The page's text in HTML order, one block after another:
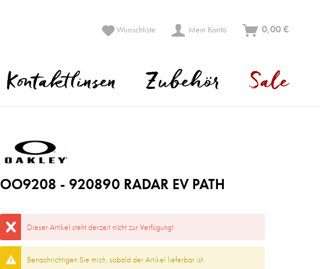
Wunschliste Mein Konto 0,00 €
Kontaktlinsen Zubehör Sale
OO9208 - 920890 RADAR EV PATH
Dieser Artikel steht derzeit nicht zur Verfügung!
Benachrichtigen Sie mich, sobald der Artikel lieferbar ist.